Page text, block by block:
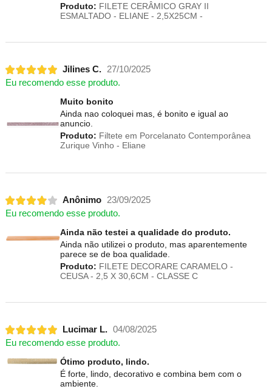
Produto: FILETE CERÂMICO GRAY II
ESMALTADO - ELIANE - 2,5X25CM -
Jilines C. 27/10/2025
Eu recomendo esse produto.
Muito bonito
Ainda nao coloquei mas, é bonito e igual ao
anuncio.
Produto: Filtete em Porcelanato Contemporânea
Zurique Vinho - Eliane
Anônimo 23/09/2025
Eu recomendo esse produto.
Ainda não testei a qualidade do produto.
Ainda não utilizei o produto, mas aparentemente
parece se de boa qualidade.
Produto: FILETE DECORARE CARAMELO -
CEUSA - 2,5 X 30,6CM - CLASSE C
Lucimar L. 04/08/2025
Eu recomendo esse produto.
Ótimo produto, lindo.
É forte, lindo, decorativo e combina bem com o
ambiente.